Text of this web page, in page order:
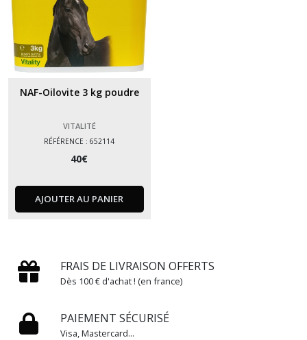
NAF-Oilovite 3 kg poudre
VITALITÉ
RÉFÉRENCE : 652114
40€
AJOUTER AU PANIER
FRAIS DE LIVRAISON OFFERTS
Dès 100 € d'achat ! (en france)
PAIEMENT SÉCURISÉ
Visa, Mastercard...